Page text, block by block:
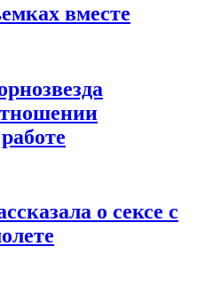
вместе
о сексе с